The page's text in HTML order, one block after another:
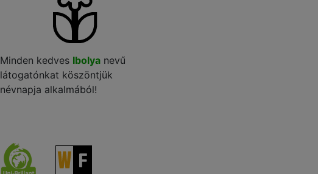
Minden kedves Ibolyanevű
látogatónkat köszöntjük
névnapja alkalmából!